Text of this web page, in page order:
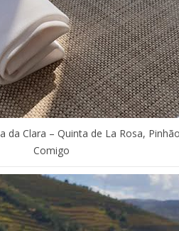
da Clara – Quinta de La Rosa,
Comigo